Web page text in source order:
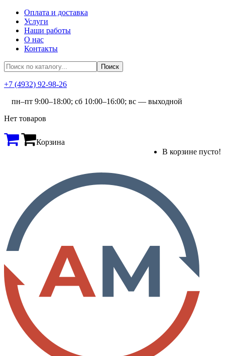
Оплата и доставка
Услуги
Наши работы
О нас
Контакты
+7 (4932) 92-98-26
пн–пт 9:00–18:00; сб 10:00–16:00; вс — выходной
Нет товаров
Корзина
В корзине пусто!